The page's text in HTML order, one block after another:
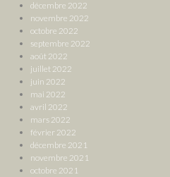
décembre 2022
novembre 2022
octobre 2022
septembre 2022
août 2022
juillet 2022
juin 2022
mai 2022
avril 2022
mars 2022
février 2022
décembre 2021
novembre 2021
octobre 2021